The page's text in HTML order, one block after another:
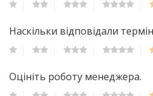
Наскільки відповідали
Оцініть роботу менеджера.